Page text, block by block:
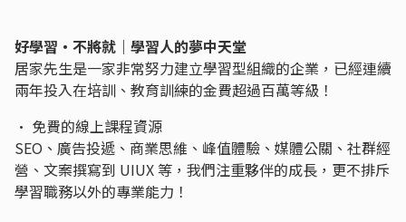
好學習・不將就｜學習人的夢中天堂
居家先生是一家非常努力建立學習型組織的企業，已經連續
兩年投入在培訓、教育訓練的金費超過百萬等級！
• 免費的線上課程資源
SEO、廣告投遞、商業思維、峰值體驗、媒體公關、社群經
營、文案撰寫到 UIUX 等，我們注重夥伴的成長，更不排斥
學習職務以外的專業能力！